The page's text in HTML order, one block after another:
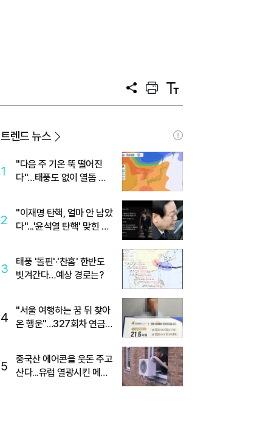
공
프
트
텍
트
트렌드 뉴스
1
"다음 주 기온 뚝 떨어진
다"…태풍도 없이 열돔 박
2
"이재명 탄핵, 얼마 안 남았
다"...'윤석열 탄핵' 맞힌 무
3
태풍 '돌핀'·'찬홈' 한반도
빗겨간다…예상 경로는?
4
"서울 여행하는 꿈 뒤 찾아
온 행운"…327회차 연금
5
중국산 에어콘을 웃돈 주고
산다...유럽 열광시킨 메이